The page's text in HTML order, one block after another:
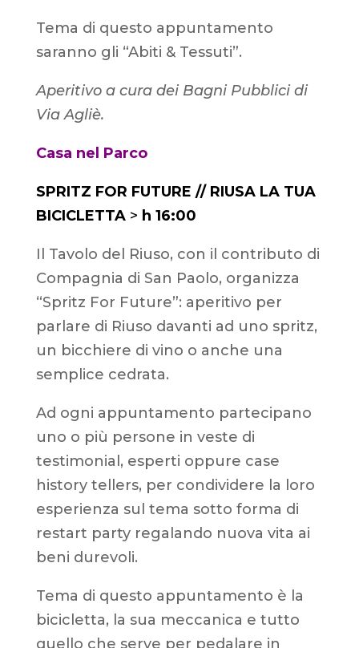
Tema di questo appuntamento
saranno gli “Abiti & Tessuti”.
Aperitivo a cura dei Bagni Pubblici di
Via Agliè.
Casa nel Parco
SPRITZ FOR FUTURE // RIUSA LA TUA
BICICLETTA > h 16:00
Il Tavolo del Riuso, con il contributo di
Compagnia di San Paolo, organizza
“Spritz For Future”: aperitivo per
parlare di Riuso davanti ad uno spritz,
un bicchiere di vino o anche una
semplice cedrata.
Ad ogni appuntamento partecipano
uno o più persone in veste di
testimonial, esperti oppure case
history tellers, per condividere la loro
esperienza sul tema sotto forma di
restart party regalando nuova vita ai
beni durevoli.
Tema di questo appuntamento è la
bicicletta, la sua meccanica e tutto
quello che serve per pedalare in